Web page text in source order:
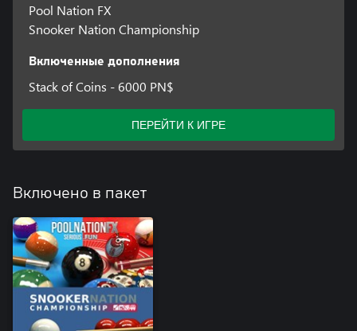
Pool Nation FX
Snooker Nation Championship
Включенные дополнения
Stack of Coins - 6000 PN$
ПЕРЕЙТИ К ИГРЕ
Включено в пакет